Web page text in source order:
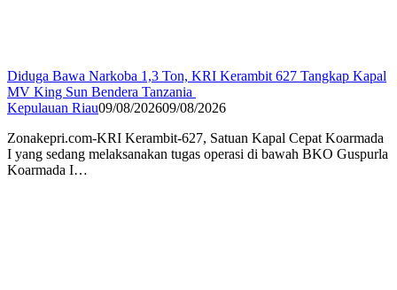
Diduga Bawa Narkoba 1,3 Ton, KRI Kerambit 627 Tangkap Kapal
MV King Sun Bendera Tanzania
Kepulauan Riau09/08/202609/08/2026
Zonakepri.com-KRI Kerambit-627, Satuan Kapal Cepat Koarmada
I yang sedang melaksanakan tugas operasi di bawah BKO Guspurla
Koarmada I…